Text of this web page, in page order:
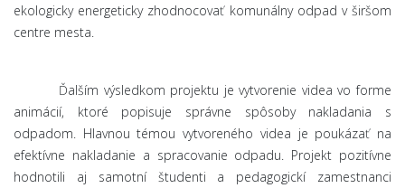
ekologicky energeticky zhodnocovať komunálny odpad v širšom
centre mesta.
Ďalším výsledkom projektu je vytvorenie videa vo forme
animácií, ktoré popisuje správne spôsoby nakladania s
odpadom. Hlavnou témou vytvoreného videa je poukázať na
efektívne nakladanie a spracovanie odpadu. Projekt pozitívne
hodnotili aj samotní študenti a pedagogickí zamestnanci